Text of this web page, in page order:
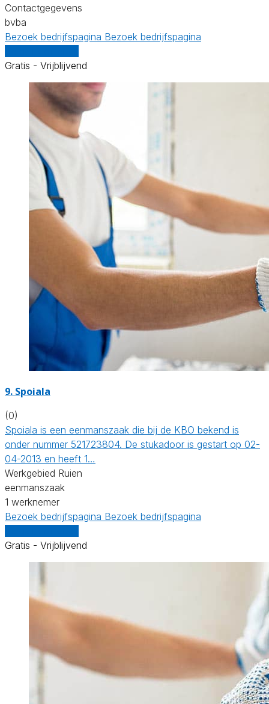
Contactgegevens
bvba
Bezoek bedrijfspagina Bezoek bedrijfspagina
Gratis - Vrijblijvend
9. Spoiala
(0)
Spoiala is een eenmanszaak die bij de KBO bekend is
onder nummer 521723804. De stukadoor is gestart op 02-
04-2013 en heeft 1…
Werkgebied Ruien
eenmanszaak
1 werknemer
Bezoek bedrijfspagina Bezoek bedrijfspagina
Gratis - Vrijblijvend